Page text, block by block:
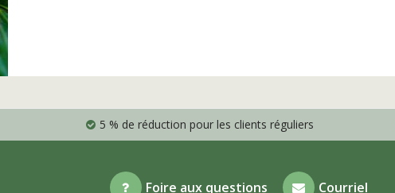
5 % de réduction pour les clients réguliers
Foire aux questions Courriel